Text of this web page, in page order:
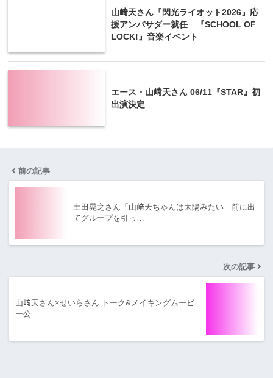
山﨑天さん『閃光ライオット2026』応
援アンバサダー就任 『SCHOOL OF
LOCK!』音楽イベント
エース・山﨑天さん 06/11『STAR』初
出演決定
前の記事
土田晃之さん「山﨑天ちゃんは太陽みたい 前に出
てグループを引っ…
次の記事
山﨑天さん×せいらさん トーク&メイキングムービ
ー公…